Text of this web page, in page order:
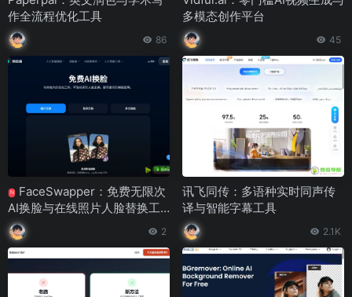
作全流程优化工具
86
多模态创作平台
45
N
FaceSwapper：免费无限次
AI换脸与在线照片人脸替换工
具
2
讯飞同传：多语种实时同声传
译与智能字幕工具
2.1K